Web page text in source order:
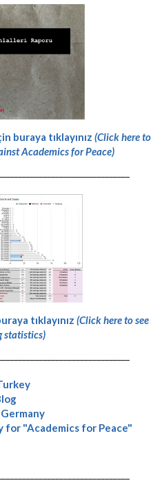
buraya tıklayınız (Click here to
Academics for Peace)
tıklayınız (Click here to see
statistics)
"Academics for Peace"